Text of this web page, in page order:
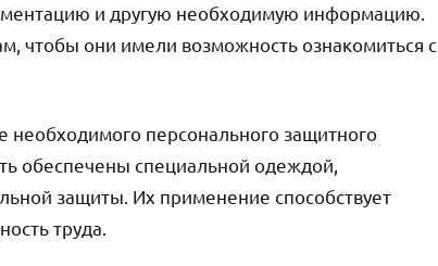
и другую необходимую информацию.
чтобы они имели возможность ознакомиться с
персонального защитного
обеспечены специальной одеждой,
защиты. Их применение способствует
труда.